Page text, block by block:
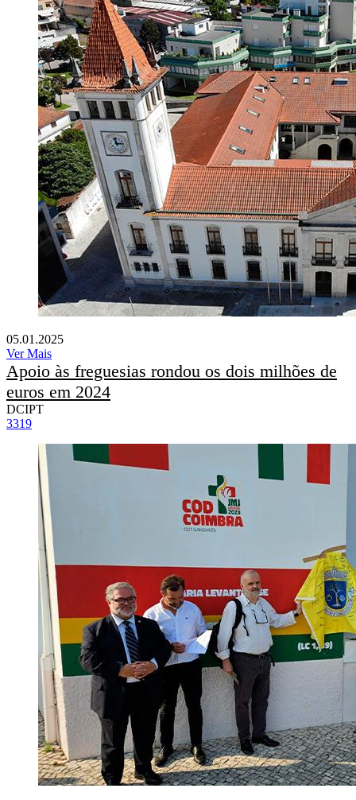
05.01.2025
Ver Mais
Apoio às freguesias rondou os dois milhões de
euros em 2024
DCIPT
3319